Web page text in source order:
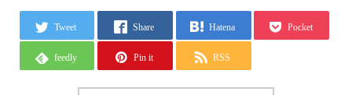
Tweet Share Hatena Pocket
feedly Pin it RSS